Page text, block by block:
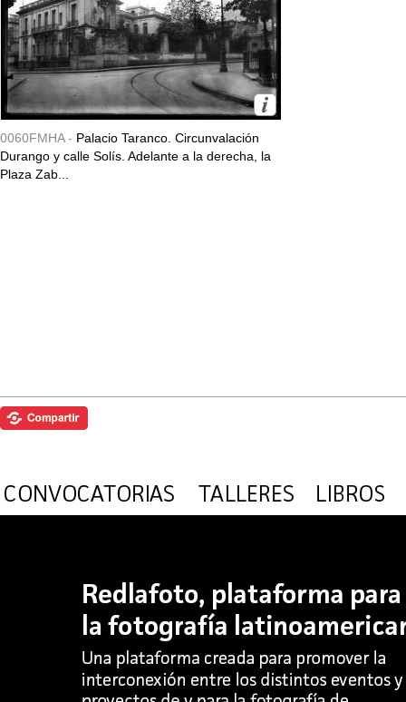
0060FMHA - Palacio Taranco. Circunvalación
Durango y calle Solís. Adelante a la derecha, la
Plaza Zab...